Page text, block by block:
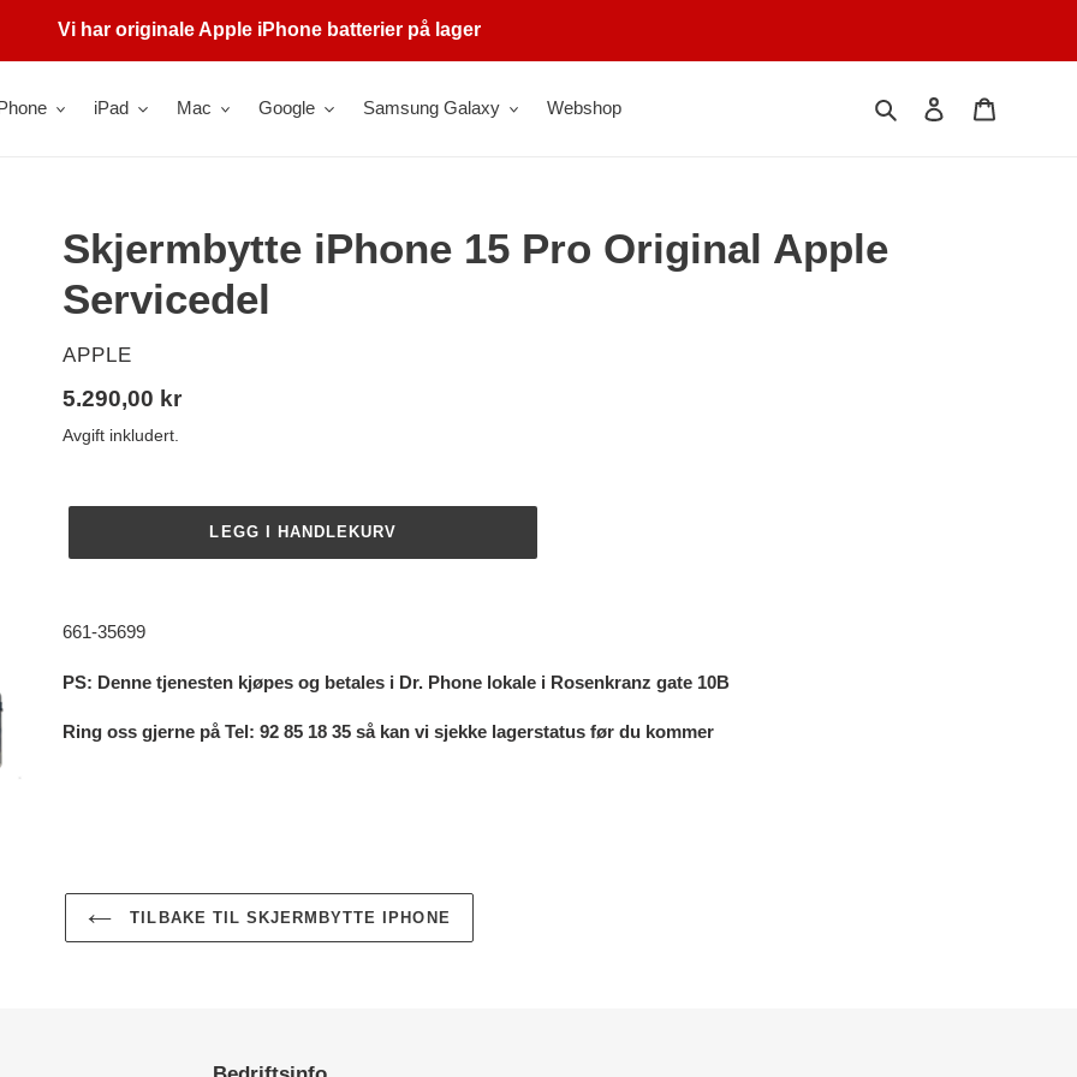
Vi har originale Apple iPhone batterier på lager
iPad Mac Google Samsung Galaxy Webshop Søk Logg på
Skjermbytte iPhone 15 Pro Original Apple
Servicedel
SELGER
APPLE
Vanlig
pris
5.290,00 kr
Avgift inkludert.
LEGG I HANDLEKURV
til
i
661-35699
PS: Denne tjenesten kjøpes og betales i Dr. Phone lokale i Rosenkranz gate 10B
Ring oss gjerne på Tel: 92 85 18 35 så kan vi sjekke lagerstatus før du kommer
TILBAKE TIL SKJERMBYTTE IPHONE